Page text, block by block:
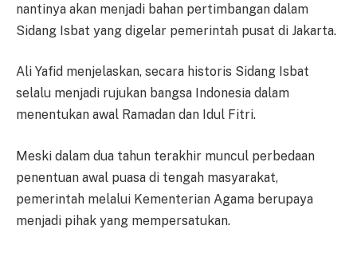
nantinya akan menjadi bahan pertimbangan dalam
Sidang Isbat yang digelar pemerintah pusat di Jakarta.
Ali Yafid menjelaskan, secara historis Sidang Isbat
selalu menjadi rujukan bangsa Indonesia dalam
menentukan awal Ramadan dan Idul Fitri.
Meski dalam dua tahun terakhir muncul perbedaan
penentuan awal puasa di tengah masyarakat,
pemerintah melalui Kementerian Agama berupaya
menjadi pihak yang mempersatukan.